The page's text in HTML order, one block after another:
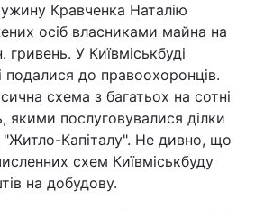
Кравченка Наталію
осіб власниками майна на
У Київміськбуді
подалися до правоохоронців.
схема з багатьох на сотні
якими послуговувалися ділки
"Житло-Капіталу". Не дивно, що
схем Київміськбуду
на добудову.